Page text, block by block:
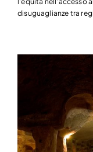
disuguaglianze tra